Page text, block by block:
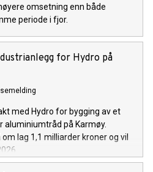
omsetning enn både
periode i fjor.
for Hydro på
med Hydro for bygging av et
på Karmøy.
lag 1,1 milliarder kroner og vil